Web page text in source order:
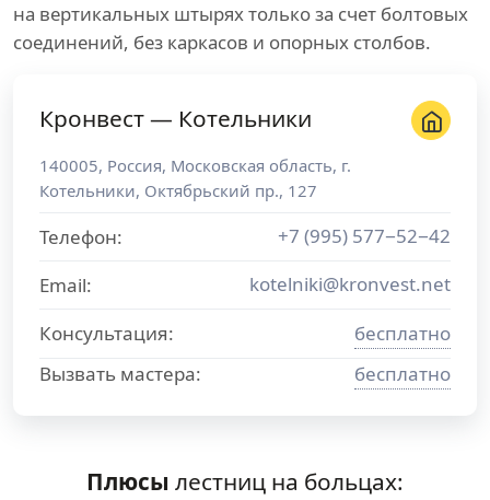
на вертикальных штырях только за счет болтовых
соединений, без каркасов и опорных столбов.
Кронвест — Котельники
140005, Россия, Московская область, г.
Котельники, Октябрьский пр., 127
Телефон:
+7 (995) 577−52−42
Email:
kotelniki@kronvest.net
Консультация:
бесплатно
Вызвать мастера:
бесплатно
Плюсы лестниц на больцах: